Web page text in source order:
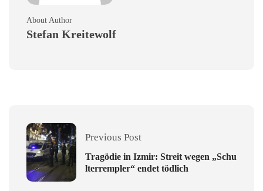
About Author
Stefan Kreitewolf
Previous Post
Tragödie in Izmir: Streit wegen „Schu
lterrempler“ endet tödlich